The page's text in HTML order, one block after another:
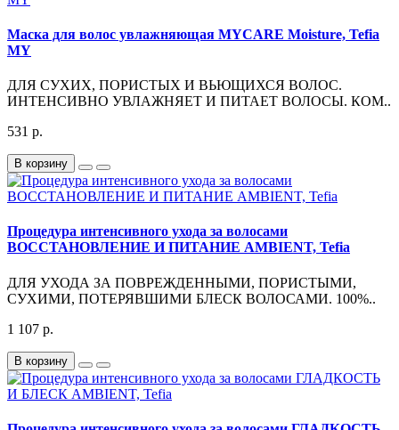
Маска для волос увлажняющая MYCARE Moisture, Tefia
MY
ДЛЯ СУХИХ, ПОРИСТЫХ И ВЬЮЩИХСЯ ВОЛОС.
ИНТЕНСИВНО УВЛАЖНЯЕТ И ПИТАЕТ ВОЛОСЫ. КОМ..
531 р.
В корзину
Процедура интенсивного ухода за волосами
ВОССТАНОВЛЕНИЕ И ПИТАНИЕ AMBIENT, Tefia
ДЛЯ УХОДА ЗА ПОВРЕЖДЕННЫМИ, ПОРИСТЫМИ,
СУХИМИ, ПОТЕРЯВШИМИ БЛЕСК ВОЛОСАМИ. 100%..
1 107 р.
В корзину